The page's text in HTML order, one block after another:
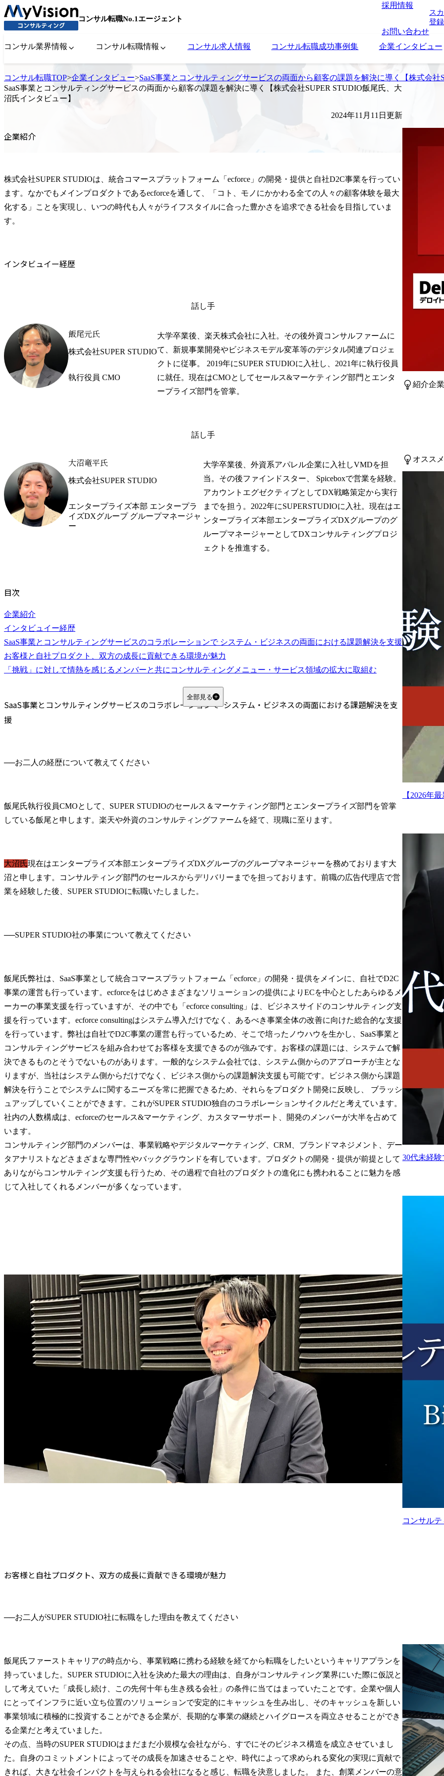
コンサル転職No.1エージェント
採用情報
お問い合わせ
ス
登
コンサル業界情報 コンサル転職情報 コンサル求人情報 コンサル転職成功事例集 企業インタビュー
コンサル転職TOP>企業インタビュー>SaaS事業とコンサルティングサービスの両面から顧客の課題を解決に導く【株式会
SaaS事業とコンサルティングサービスの両面から顧客の課題を解決に導く【株式会社SUPER STUDIO飯尾氏、大
沼氏インタビュー】
2024年11月11日更新
企業紹介
株式会社SUPER STUDIOは、統合コマースプラットフォーム「ecforce」の開発・提供と自社D2C事業を行ってい
ます。なかでもメインプロダクトであるecforceを通して、「コト、モノにかかわる全ての人々の顧客体験を最大
化する」ことを実現し、いつの時代も人々がライフスタイルに合った豊かさを追求できる社会を目指していま
す。
インタビュイー経歴
話し手
飯尾元氏
株式会社SUPER STUDIO
執行役員 CMO
大学卒業後、楽天株式会社に入社。その後外資コンサルファームに
て、新規事業開発やビジネスモデル変革等のデジタル関連プロジェ
クトに従事。 2019年にSUPER STUDIOに入社し、2021年に執行役員
に就任。現在はCMOとしてセールス&マーケティング部門とエンタ
ープライズ部門を管掌。
話し手
大沼竜平氏
株式会社SUPER STUDIO
エンタープライズ本部 エンタープラ
イズDXグループ グループマネージャ
ー
大学卒業後、外資系アパレル企業に入社しVMDを担
当。その後ファインドスター、 Spiceboxで営業を経験。
アカウントエグゼクティブとしてDX戦略策定から実行
までを担う。2022年にSUPERSTUDIOに入社。現在はエ
ンタープライズ本部エンタープライズDXグループのグ
ループマネージャーとしてDXコンサルティングプロジ
ェクトを推進する。
目次
企業紹介
インタビュイー経歴
SaaS事業とコンサルティングサービスのコラボレーションで システム・ビジネスの両⾯における課題解決を⽀援
お客様と自社プロダクト、双方の成長に貢献できる環境が魅力
「挑戦」に対して情熱を感じるメンバーと共にコンサルティングメニュー・サービス領域の拡大に取組む
全部見る
SaaS事業とコンサルティングサービスのコラボレーションで  システム・ビジネスの両⾯における課題解決を⽀
援
──
飯尾氏執行役員CMOとして、SUPER STUDIOのセールス＆マーケティング部門とエンタープライズ部門を管掌
している飯尾と申します。楽天や外資のコンサルティングファームを経て、現職に至ります。
大沼氏現在はエンタープライズ本部エンタープライズDXグループのグループマネージャーを務めております大
沼と申します。コンサルティング部門のセールスからデリバリーまでを担っております。前職の広告代理店で営
業を経験した後、SUPER STUDIOに転職いたしました。
──
飯尾氏弊社は、SaaS事業として統合コマースプラットフォーム「ecforce」の開発・提供をメインに、自社でD2C
事業の運営も行っています。ecforceをはじめさまざまなソリューションの提供によりECを中心としたあらゆるメ
ーカーの事業支援を行っていますが、その中でも「ecforce consulting」は、ビジネスサイドのコンサルティング支
援を行っています。ecforce consultingはシステム導入だけでなく、あるべき事業全体の改善に向けた総合的な支援
を行っています。弊社は自社でD2C事業の運営も行っているため、そこで培ったノウハウを生かし、SaaS事業と
コンサルティングサービスを組み合わせてお客様を支援できるのが強みです。お客様の課題には、システムで解
決できるものとそうでないものがあります。一般的なシステム会社では、システム側からのアプローチが主とな
りますが、当社はシステム側からだけでなく、ビジネス側からの課題解決支援も可能です。ビジネス側から課題
解決を行うことでシステムに関するニーズを常に把握できるため、それらをプロダクト開発に反映し、 ブラッシ
ュアップしていくことができます。これがSUPER STUDIO独自のコラボレーションサイクルだと考えています。
社内の人数構成は、ecforceのセールス&マーケティング、カスタマーサポート、開発のメンバーが大半を占めて
います。
コンサルティング部門のメンバーは、事業戦略やデジタルマーケティング、CRM、ブランドマネジメント、デー
タアナリストなどさまざまな専門性やバックグラウンドを有しています。プロダクトの開発・提供が前提として
ありながらコンサルティング支援も行うため、その過程で自社のプロダクトの進化にも携われることに魅力を感
じて入社してくれるメンバーが多くなっています。
お客様と自社プロダクト、双方の成長に貢献できる環境が魅力
──
飯尾氏ファーストキャリアの時点から、事業戦略に携わる経験を経てから転職をしたいというキャリアプランを
持っていました。SUPER STUDIOに入社を決めた最大の理由は、自身がコンサルティング業界にいた際に仮説と
して考えていた「成長し続け、この先何十年も生き残る会社」の条件に当てはまっていたことです。企業や個人
にとってインフラに近い立ち位置のソリューションで安定的にキャッシュを生み出し、そのキャッシュを新しい
事業領域に積極的に投資することができる企業が、長期的な事業の継続とハイグロースを両立させることができ
る企業だと考えていました。
その点、当時のSUPER STUDIOはまだまだ小規模な会社ながら、すでにそのビジネス構造を成立させていまし
た。自身のコミットメントによってその成長を加速させることや、時代によって求められる変化の実現に貢献で
きれば、大きな社会インパクトを与えられる会社になると感じ、転職を決意しました。 また、創業メンバーの意
紹介企業
オスス
【2026年
30代未経
コンサル